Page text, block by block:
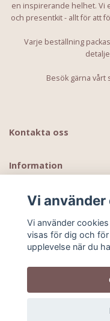
en inspirerande helhet. Vi
och presentkit - allt för att
Varje beställning
Besök gärna vårt
Kontakta oss
Information
©
Vi använder
Vi använder
visas för dig och
upplevelse när du